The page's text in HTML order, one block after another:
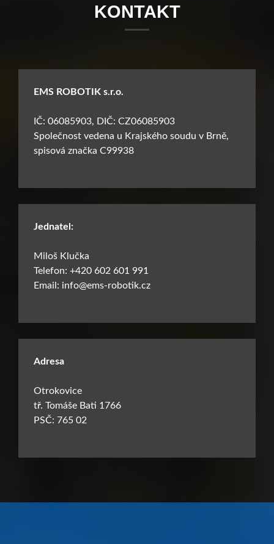
KONTAKT
EMS ROBOTIK s.r.o.
IČ: 06085903, DIČ: CZ06085903
Společnost vedena u Krajského soudu v Brně,
spisová značka C99938
Jednatel:
Miloš Klučka
Telefon: +420 602 601 991
Email: info@ems-robotik.cz
Adresa
Otrokovice
tř. Tomáše Bati 1766
PSČ: 765 02